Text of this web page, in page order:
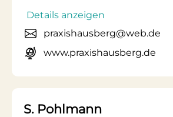
Details anzeigen
praxishausberg@web.de
www.praxishausberg.de
S. Pohlmann